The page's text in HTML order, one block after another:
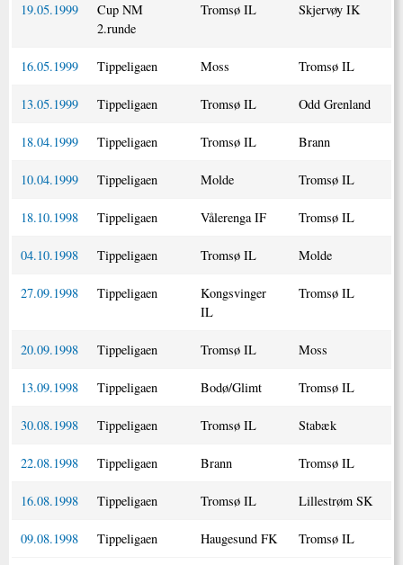
19.05.1999
Cup NM
2.runde
Tromsø IL Skjervøy IK
16.05.1999 Tippeligaen Moss Tromsø IL
13.05.1999 Tippeligaen Tromsø IL Odd Grenland
18.04.1999 Tippeligaen Tromsø IL Brann
10.04.1999 Tippeligaen Molde Tromsø IL
18.10.1998 Tippeligaen Vålerenga IF Tromsø IL
04.10.1998 Tippeligaen Tromsø IL Molde
27.09.1998 Tippeligaen
Kongsvinger
IL
Tromsø IL
20.09.1998 Tippeligaen Tromsø IL Moss
13.09.1998 Tippeligaen Bodø/Glimt Tromsø IL
30.08.1998 Tippeligaen Tromsø IL Stabæk
22.08.1998 Tippeligaen Brann Tromsø IL
16.08.1998 Tippeligaen Tromsø IL Lillestrøm SK
09.08.1998 Tippeligaen Haugesund FK Tromsø IL